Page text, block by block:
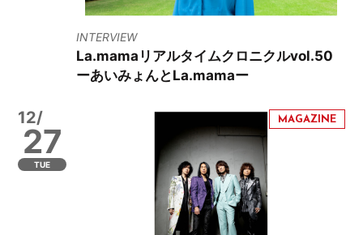
INTERVIEW
La.mamaリアルタイムクロニクルvol.50
ーあいみょんとLa.mamaー
12/
27
TUE